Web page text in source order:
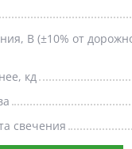
В (±10% от
кд
свечения